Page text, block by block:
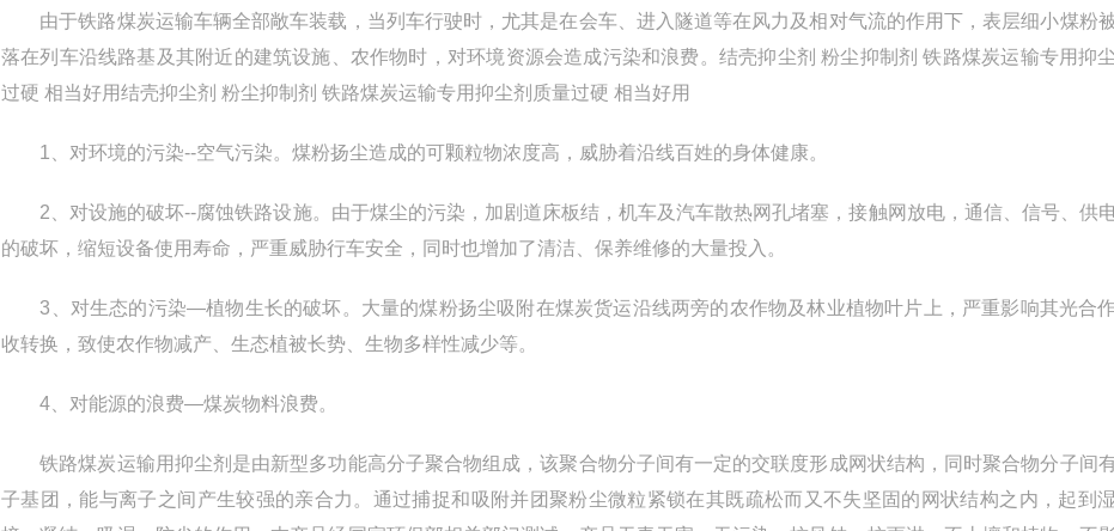
由于铁路煤炭运输车辆全部敞车装载，当列车行驶时，尤其是在会车、进入隧道等在风力及相对气流的作用下，表层细小煤粉
落在列车沿线路基及其附近的建筑设施、农作物时，对环境资源会造成污染和浪费。结壳抑尘剂 粉尘抑制剂 铁路煤炭运输专用抑
过硬 相当好用结壳抑尘剂 粉尘抑制剂 铁路煤炭运输专用抑尘剂质量过硬 相当好用
1、对环境的污染--空气污染。煤粉扬尘造成的可颗粒物浓度高，威胁着沿线百姓的身体健康。
2、对设施的破坏--腐蚀铁路设施。由于煤尘的污染，加剧道床板结，机车及汽车散热网孔堵塞，接触网放电，通信、信号、供
的破坏，缩短设备使用寿命，严重威胁行车安全，同时也增加了清洁、保养维修的大量投入。
3、对生态的污染—植物生长的破坏。大量的煤粉扬尘吸附在煤炭货运沿线两旁的农作物及林业植物叶片上，严重影响其光合
收转换，致使农作物减产、生态植被长势、生物多样性减少等。
4、对能源的浪费—煤炭物料浪费。
铁路煤炭运输用抑尘剂是由新型多功能高分子聚合物组成，该聚合物分子间有一定的交联度形成网状结构，同时聚合物分子间
子基团，能与离子之间产生较强的亲合力。通过捕捉和吸附并团聚粉尘微粒紧锁在其既疏松而又不失坚固的网状结构之内，起到